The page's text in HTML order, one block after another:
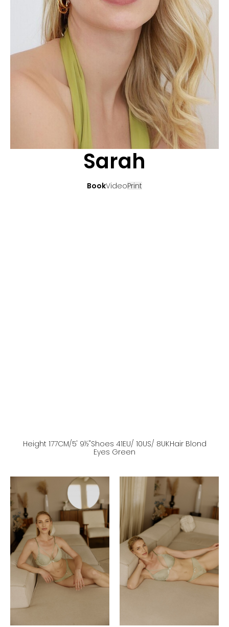
POP MUSICIENS
TALENTS INTERNATIONAUX
CANDIDATURE
NOS AGENCES
FRANCE
SUISSE
Sarah
BookVideoPrint
Height 177CM/5' 9½''Shoes 41EU/ 10US/ 8UKHair Blond
Eyes Green